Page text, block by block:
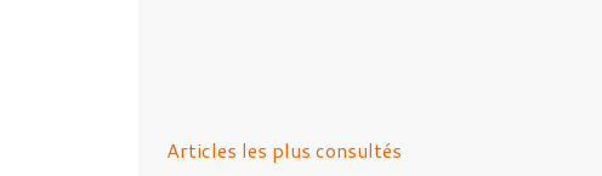
Articles les plus consultés